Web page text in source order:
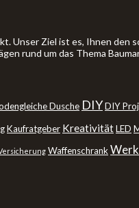
Unser Ziel ist es, Ihnen
rund um das Thema
Dusche DIYDIY
Kaufratgeber KreativitätLED
Waffenschrank